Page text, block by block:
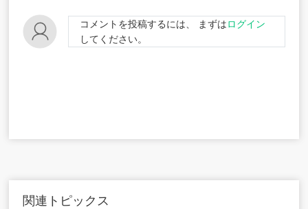
コメントを投稿するには、 まずはログイン
してください。
関連トピックス